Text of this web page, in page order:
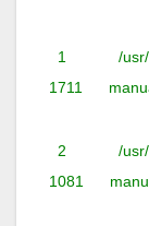
1 /usr/lib/
1711
2 /usr/lib/
1081